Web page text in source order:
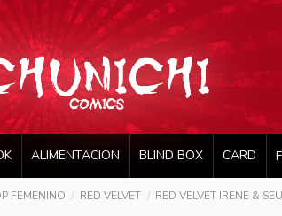
ALIMENTACION BLIND BOX CARD
FEMENINO RED VELVET RED VELVET IRENE &